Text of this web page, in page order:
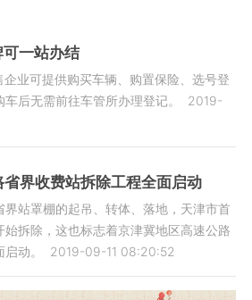
一站办结
业可提供购买车辆、购置保险、选号登
后无需前往车管所办理登记。
2019-
界收费站拆除工程全面启动
站罩棚的起吊、转体、落地，天津市首
拆除，这也标志着京津冀地区高速公路
动。
2019-09-11 08:20:52